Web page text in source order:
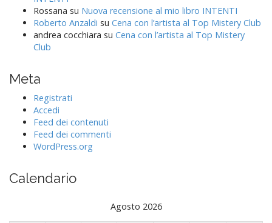
Rossana su Nuova recensione al mio libro INTENTI
Roberto Anzaldi su Cena con l’artista al Top Mistery Club
andrea cocchiara su Cena con l’artista al Top Mistery
Club
Meta
Registrati
Accedi
Feed dei contenuti
Feed dei commenti
WordPress.org
Calendario
Agosto 2026